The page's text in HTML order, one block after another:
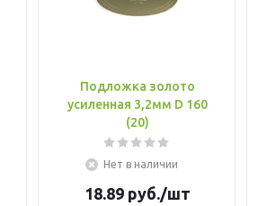
Подложка золото
усиленная 3,2мм D 160
(20)
Нет в наличии
18.89руб./шт